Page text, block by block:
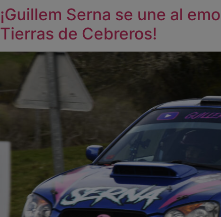
¡Guillem Serna se une al
Tierras de Cebreros!